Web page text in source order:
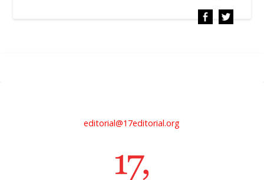
editorial@17editorial.org